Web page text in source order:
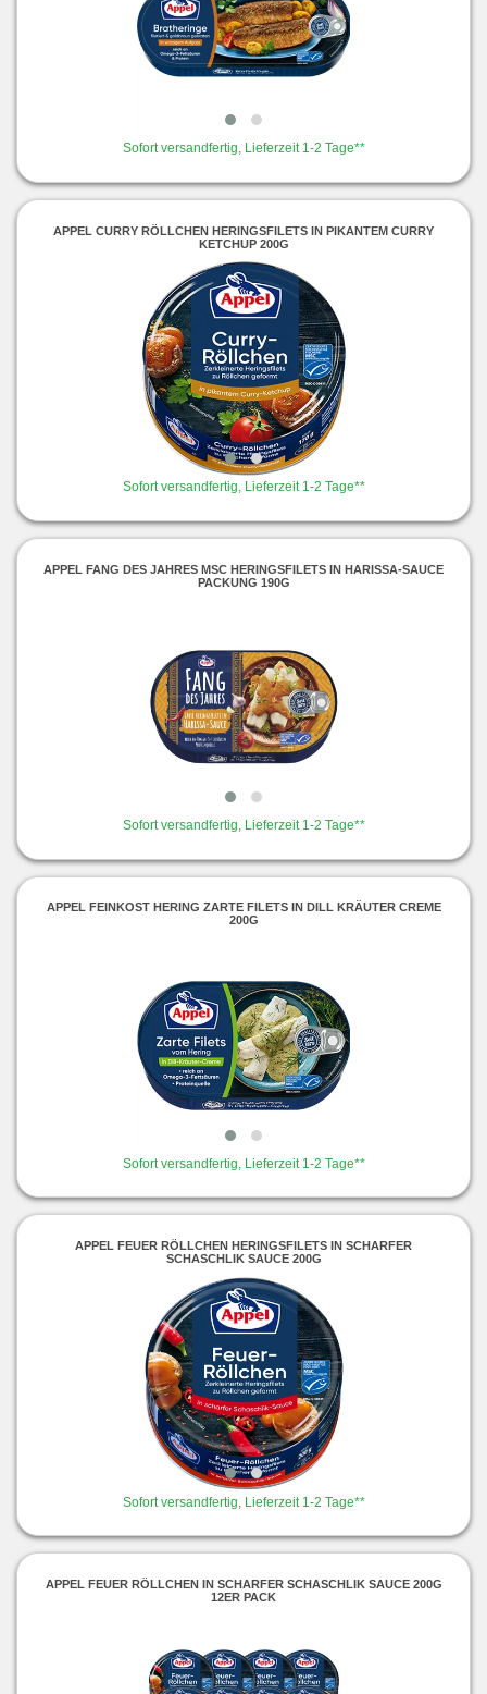
Sofort versandfertig, Lieferzeit 1-2 Tage**
APPEL CURRY RÖLLCHEN HERINGSFILETS IN PIKANTEM CURRY
KETCHUP 200G
Sofort versandfertig, Lieferzeit 1-2 Tage**
APPEL FANG DES JAHRES MSC HERINGSFILETS IN HARISSA-SAUCE
PACKUNG 190G
Sofort versandfertig, Lieferzeit 1-2 Tage**
APPEL FEINKOST HERING ZARTE FILETS IN DILL KRÄUTER CREME
200G
Sofort versandfertig, Lieferzeit 1-2 Tage**
APPEL FEUER RÖLLCHEN HERINGSFILETS IN SCHARFER
SCHASCHLIK SAUCE 200G
Sofort versandfertig, Lieferzeit 1-2 Tage**
APPEL FEUER RÖLLCHEN IN SCHARFER SCHASCHLIK SAUCE 200G
12ER PACK